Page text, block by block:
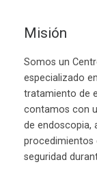
Misión
Somos un
especializado
tratamiento de
contamos con
de endoscopia,
procedimientos
seguridad